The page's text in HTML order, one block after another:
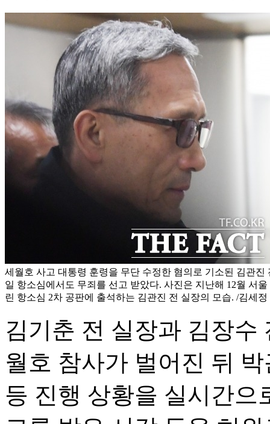
세월호 사고 대통령 훈령을 무단 수정한 혐의로 기소된 김관진
일 항소심에서도 무죄를 선고 받았다. 사진은 지난해 12월 서
린 항소심 2차 공판에 출석하는 김관진 전 실장의 모습. /김세정
김기춘 전 실장과 김장수
월호 참사가 벌어진 뒤
등 진행 상황을 실시간으